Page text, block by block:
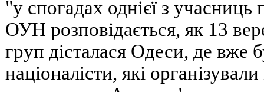
"у спогадах однієї з учасниць
ОУН розповідається, як 13
груп дісталася Одеси, де вже
націоналісти, які